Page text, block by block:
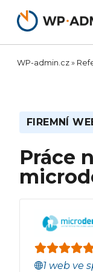
obsah
WP-admin.cz »
FIREMNÍ
Práce
1 web ve